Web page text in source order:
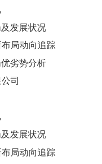
发展状况
局动向追踪
劣势分析
司
发展状况
局动向追踪